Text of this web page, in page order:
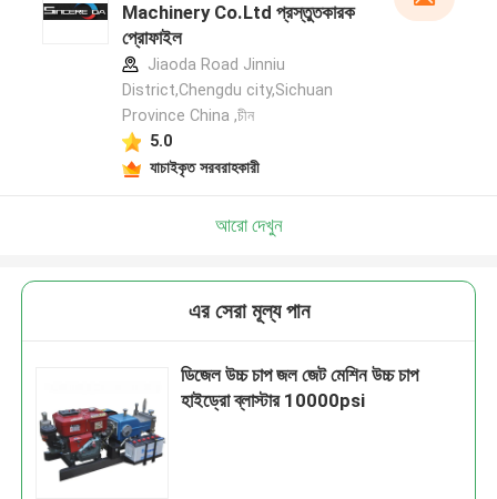
Machinery Co.Ltd প্রস্তুতকারক
প্রোফাইল
Jiaoda Road Jinniu
District,Chengdu city,Sichuan
Province China ,চীন
5.0
যাচাইকৃত সরবরাহকারী
আরো দেখুন
এর সেরা মূল্য পান
ডিজেল উচ্চ চাপ জল জেট মেশিন উচ্চ চাপ
হাইড্রো ব্লাস্টার 10000psi